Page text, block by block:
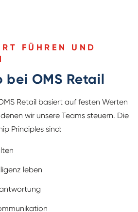
FÜHREN UND
bei OMS Retail
Retail basiert auf festen Werten
wir unsere Teams steuern. Die
Principles sind:
leben